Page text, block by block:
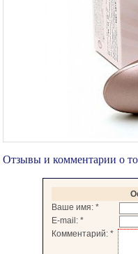
Отзывы и комментарии о
Ваше имя: *
E-mail: *
Комментарий: *